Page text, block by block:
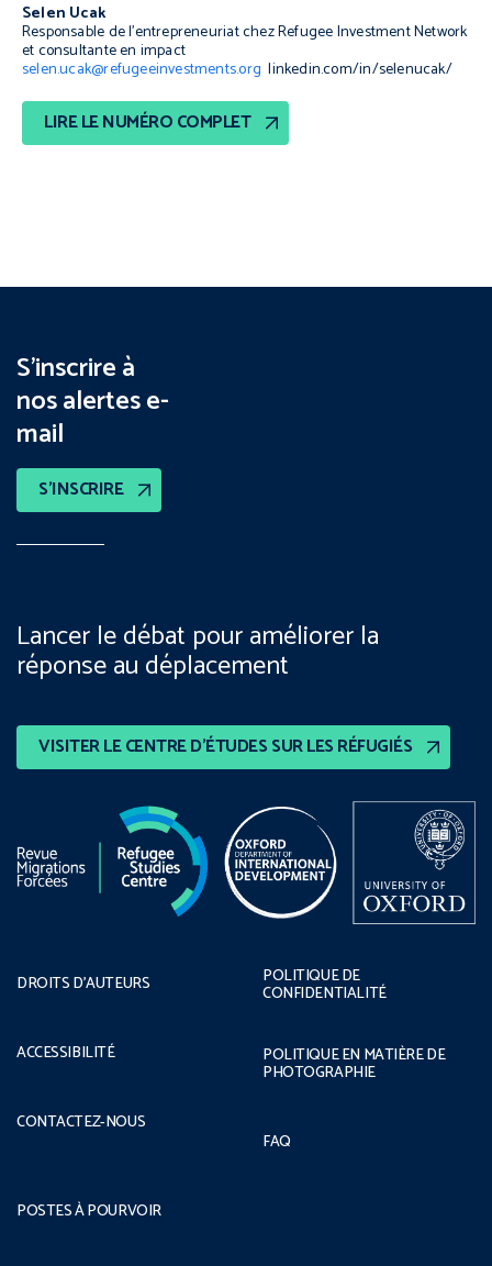
Selen Ucak
Responsable de l’entrepreneuriat chez Refugee Investment Network
et consultante en impact
selen.ucak@refugeeinvestments.org linkedin.com/in/selenucak/
LIRE LE NUMÉRO COMPLET
S’inscrire à
nos alertes e-
mail
S’INSCRIRE
VISITER LE CENTRE D’ÉTUDES SUR LES RÉFUGIÉS
Lancer le débat pour améliorer la
réponse au déplacement
DROITS D’AUTEURS
ACCESSIBILITÉ
CONTACTEZ-NOUS
POLITIQUE DE
CONFIDENTIALITÉ
POLITIQUE EN MATIÈRE DE
PHOTOGRAPHIE
FAQ
POSTES À POURVOIR